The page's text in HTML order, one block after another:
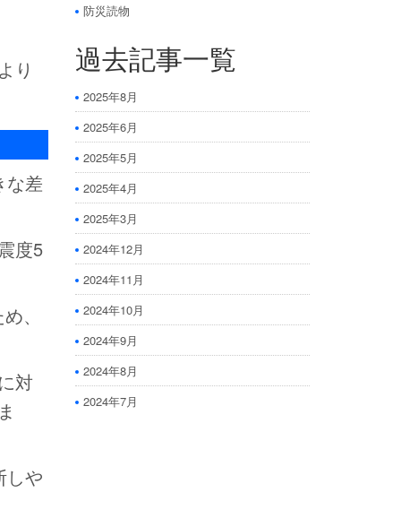
り
な差
度5
、
対
しや
防災読物
過去記事一覧
2025年8月
2025年6月
2025年5月
2025年4月
2025年3月
2024年12月
2024年11月
2024年10月
2024年9月
2024年8月
2024年7月